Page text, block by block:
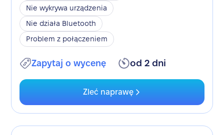
Nie wykrywa urządzenia
Nie działa Bluetooth
Problem z połączeniem
Zapytaj o wycenę od 2 dni
Zleć naprawę